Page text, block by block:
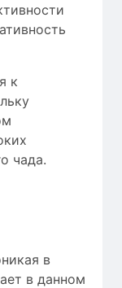
к
чада.
в
в данном